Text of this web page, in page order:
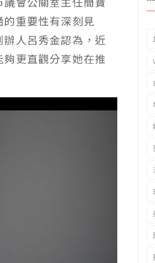
重要性有深刻見
人呂秀金認為，近
更直觀分享她在推